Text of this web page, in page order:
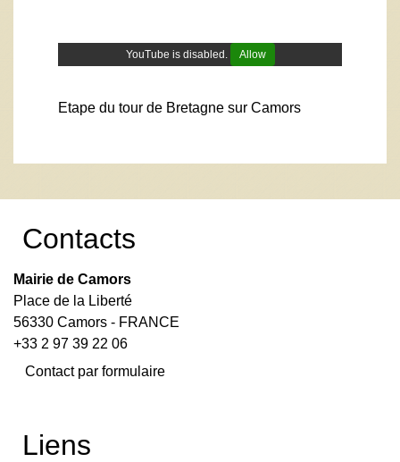
YouTube is disabled. Allow
Etape du tour de Bretagne sur Camors
Contacts
Mairie de Camors
Place de la Liberté
56330 Camors - FRANCE
+33 2 97 39 22 06
Contact par formulaire
Liens